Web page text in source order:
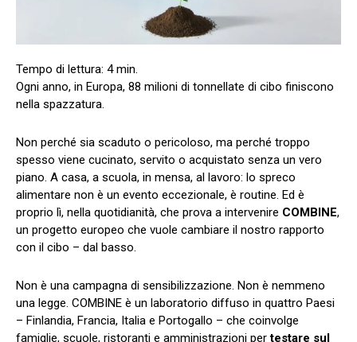
Ogni anno, in Europa, 88 milioni di tonnellate di cibo finiscono
nella spazzatura.
Non perché sia scaduto o pericoloso, ma perché troppo
spesso viene cucinato, servito o acquistato senza un vero
piano. A casa, a scuola, in mensa, al lavoro: lo spreco
alimentare non è un evento eccezionale, è routine. Ed è
proprio lì, nella quotidianità, che prova a intervenire COMBINE,
un progetto europeo che vuole cambiare il nostro rapporto
con il cibo – dal basso.
Non è una campagna di sensibilizzazione. Non è nemmeno
una legge. COMBINE è un laboratorio diffuso in quattro Paesi
– Finlandia, Francia, Italia e Portogallo – che coinvolge
famiglie, scuole, ristoranti e amministrazioni pertestare sul